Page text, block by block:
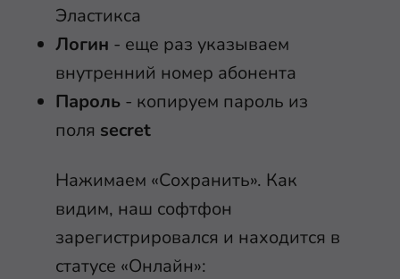
Эластикса
Логин - еще раз указываем
внутренний номер абонента
Пароль - копируем пароль из
поля secret
Нажимаем «Сохранить». Как
видим, наш софтфон
зарегистрировался и находится в
статусе «Онлайн»: